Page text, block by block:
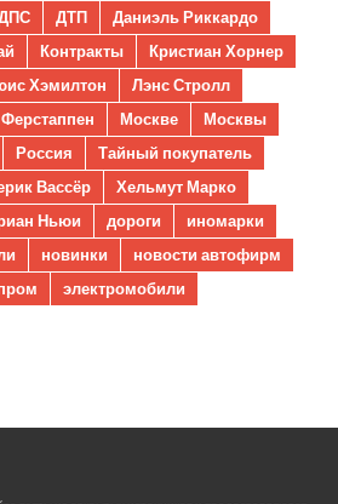
ДТП
Даниэль Риккардо
Контракты
Кристиан Хорнер
Хэмилтон
Лэнс Стролл
Москве
Москвы
Россия
Тайный покупатель
Вассёр
Хельмут Марко
Ньюи дороги
иномарки
новинки
новости автофирм
электромобили